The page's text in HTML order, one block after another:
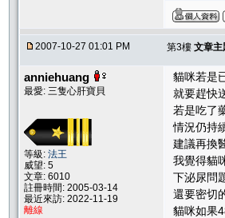
2007-10-27 01:01 PM 第3樓 文章主
anniehuang
最愛: 三隻心肝寶貝
等級: 法王
威望: 5
文章: 6010
註冊時間: 2005-03-14
最近來訪: 2022-11-19
離線
貓咪若是
就要趕快
若是吃了
情況仍持
建議再換
我覺得貓
下泌尿問
還要密切
貓咪如果